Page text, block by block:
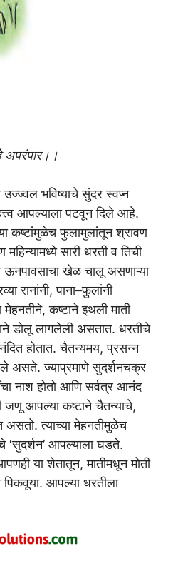
अपरंपार।।
भविष्याचे सुंदर स्वप्न
आपल्याला पटवून दिले आहे.
कष्टांमुळेच फुलामुलांतून श्रावण
सारी धरती व तिची
खेळ चालू असणाऱ्या
रानांनी, पाना–फुलांनी
कष्टाने इथली माती
डोलू लागलेली असतात. धरतीचे
होतात. चैतन्यमय, प्रसन्न
असते. ज्याप्रमाणे सुदर्शनचक्र
नाश होतो आणि सर्वत्र आनंद
जणू आपल्या कष्टाने चैतन्याचे,
त्याच्या मेहनतीमुळेच
‘सुदर्शन’ आपल्याला घडते.
या शेतातून, मातीमधून मोती
आपल्या धरतीला